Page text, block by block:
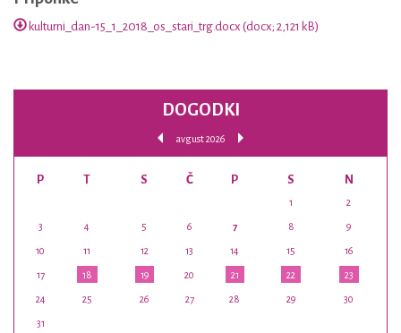
kulturni_dan-15_1_2018_os_stari_trg.docx (docx; 2,121 kB)
DOGODKI
avgust 2026
P T S Č P S N
1 2
3 4 5 6 7 8 9
10 11 12 13 14 15 16
17 18 19 20 21 22 23
24 25 26 27 28 29 30
31